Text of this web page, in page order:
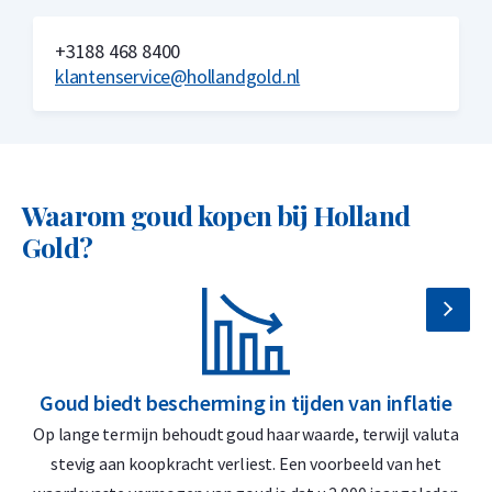
Waarom kiezen voor de 10 Franc
Klassiek en historisch ontwerp
uitgegeven binnen de Latijnse Muntunie en volgt dezelfde
technische specificaties in gehalveerde vorm. De enige
officiële uitgifte is de Vreneli (1911–1922), ontworpen door
+3188 468 8400
klantenservice@hollandgold.nl
Waarom goud kopen bij Holland
Gold?
Goud biedt bescherming in tijden van inflatie
Op lange termijn behoudt goud haar waarde, terwijl valuta
stevig aan koopkracht verliest. Een voorbeeld van het